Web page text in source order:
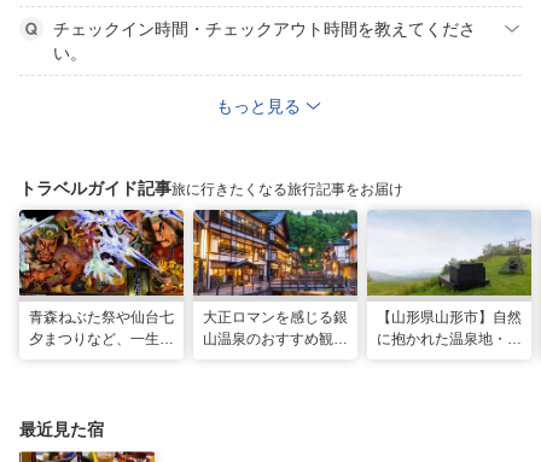
チェックイン時間・チェックアウト時間を教えてくださ
い。
もっと見る
トラベルガイド記事旅に行きたくなる旅行記事をお届け
青森ねぶた祭や仙台七
夕まつりなど、一生に
大正ロマンを感じる銀
山温泉のおすすめ観光
【山形県山形市】自然
に抱かれた温泉地・蔵
最近見た宿